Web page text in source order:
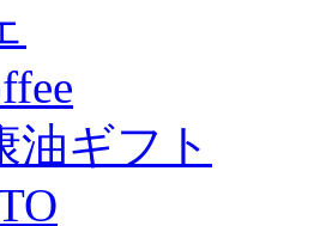
油ギフト